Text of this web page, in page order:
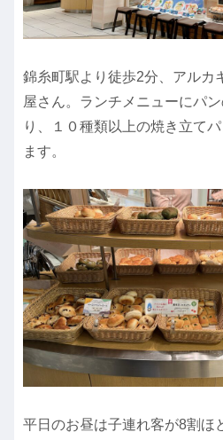
錦糸町駅より徒歩2分、アルカ
屋さん。ランチメニューにパ
り、１０種類以上の焼き立て
ます。
平日のお昼は子連れ客が8割ほ